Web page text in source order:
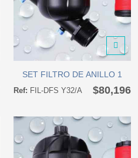
SET FILTRO DE ANILLO 1
Ref: FIL-DFS Y32/A $80,196